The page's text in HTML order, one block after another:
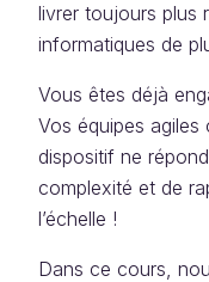
livrer toujours plus
informatiques de
Vous êtes déjà
Vos équipes
dispositif ne
complexité et de
l’échelle !
Dans ce cours,